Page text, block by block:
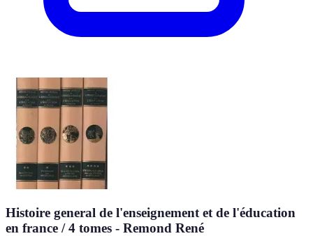
Histoire general de l'enseignement et de l'éducation
en france / 4 tomes - Remond René